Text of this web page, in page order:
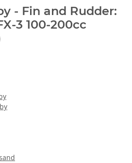
- Fin and Rudder:
3 100-200cc